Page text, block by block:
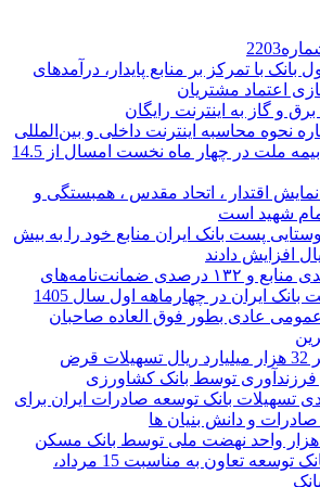
بانک با تمرکز بر منابع پایدار، درآمدهای
اعتماد مشتریان
و گاز به اینترنت رایگان
نحوه محاسبه اینترنت داخلی و بین‌المللی
حق بیمه تولیدی بیمه ملت در چهار ماه نخست امسال از 14.5
نمایش اقتدار ، اتحاد مقدس ، همبستگی و
شهید است
روستایی پست بانک ایران منابع خود را به بیش
افزایش ۷۰ درصدی منابع و ۱۳۲ درصدی ضمانت‌نامه‌های
ایران در چهارماهه اول سال 1405
عادی بطور فوق العاده صاحبان
پرداخت افزون بر 32 هزار میلیارد ریال تسهیلات قرض
فرزندآوری توسط بانک کشاورزی
40 درصدی تسهیلات بانک توسعه صادرات ایران برای
و دانش بنیان ها
پیام مدیرعامل بانک توسعه تعاون به مناسبت 15 مرداد،